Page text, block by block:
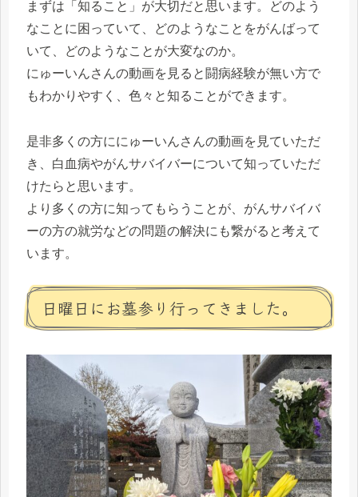
まずは「知ること」が大切だと思います。どのよう
なことに困っていて、どのようなことをがんばって
いて、どのようなことが大変なのか。
にゅーいんさんの動画を見ると闘病経験が無い方で
もわかりやすく、色々と知ることができます。
是非多くの方ににゅーいんさんの動画を見ていただ
き、白血病やがんサバイバーについて知っていただ
けたらと思います。
より多くの方に知ってもらうことが、がんサバイバ
ーの方の就労などの問題の解決にも繋がると考えて
います。
日曜日にお墓参り行ってきました。